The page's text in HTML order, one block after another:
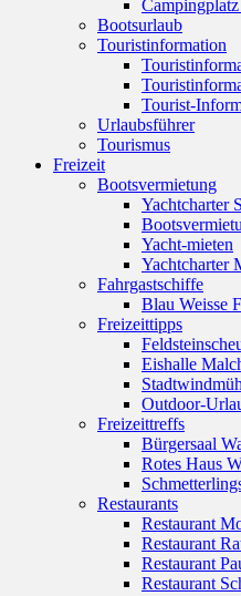
Campingplatz
Bootsurlaub
Touristinformation
Tourist-
Urlaubsführer
Tourismus
Freizeit
Bootsvermietung
Yachtcharter
Yacht-mieten
Yachtcharter
Fahrgastschiffe
Blau Weisse
Freizeittipps
Eishalle
Outdoor-
Freizeittreffs
Bürgersaal
Rotes Haus
Restaurants
Restaurant
Restaurant
Restaurant
Restaurant